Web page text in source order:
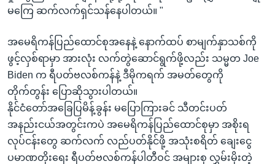
မကြေ ဆက်လက်ရှင်သန်နေပါတယ်။ "
အမေရိကန်ပြည်ထောင်စုအနေနဲ့ နောက်ထပ် စာမျက်နှာသစ်ကို
ဖွင့်လှစ်ရာမှာ အားလုံး လက်တွဲဆောင်ရွက်ဖို့လည်း သမ္မတ Joe
Biden က ရီပတ်ဗလစ်ကန်နဲ့ ဒီမိုကရက် အမတ်တွေကို
တိုက်တွန်း ပြောဆိုသွားပါတယ်။
နိုင်ငံတော်အခြေပြမိန့်ခွန်း မပြောကြားခင် သီတင်းပတ်
အနည်းငယ်အတွင်းကပဲ အမေရိကန်ပြည်ထောင်စုမှာ အစိုးရ
လုပ်ငန်းတွေ ဆက်လက် လည်ပတ်နိုင်ဖို့ အသုံးစရိတ် ချေးငွေ
ပမာဏတိုးရေး ရီပတ်ဗလစ်ကန်ပါတီဝင် အများစု လွှမ်းမိုးတဲ့